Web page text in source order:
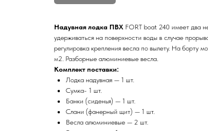
Надувная лодка ПВХ FORT boat 240 имеет два
удерживаться на поверхности воды в случае
регулировка крепления весла по вылету. На борту
м2. Разборные алюминиевые весла.
Комплект поставки:
Лодка надувная — 1 шт.
Сумка- 1 шт.
Банки (сиденья) — 1 шт.
Слани (фанерный щит) — 1 шт.
Весла алюминиевые — 2 шт.